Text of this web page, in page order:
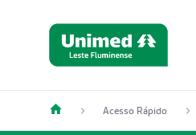
Acesso Rápido